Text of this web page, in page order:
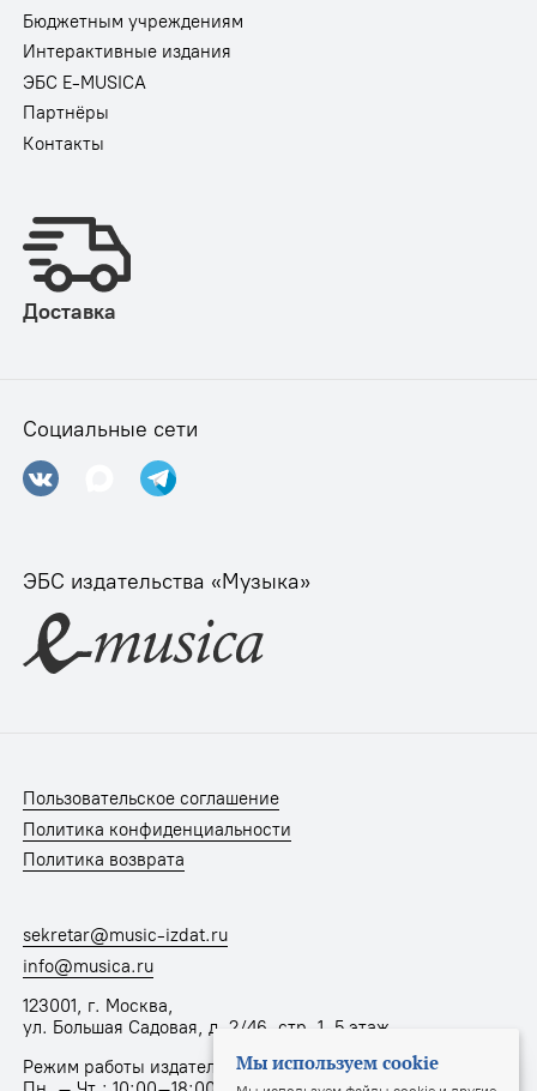
Бюджетным учреждениям
Интерактивные издания
ЭБС E-MUSICA
Партнёры
Контакты
Доставка
Социальные сети
ЭБС издательства «Музыка»
Пользовательское соглашение
Политика конфиденциальности
Политика возврата
sekretar@music-izdat.ru
info@musica.ru
123001, г. Москва,
ул. Большая Садовая, д. 2/46, стр. 1, 5 этаж
Режим работы издательства:Мы используем cookie